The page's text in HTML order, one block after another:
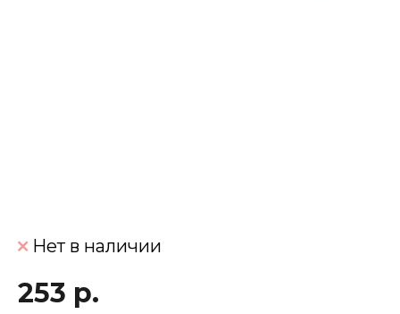
Нет в наличии
253 р.